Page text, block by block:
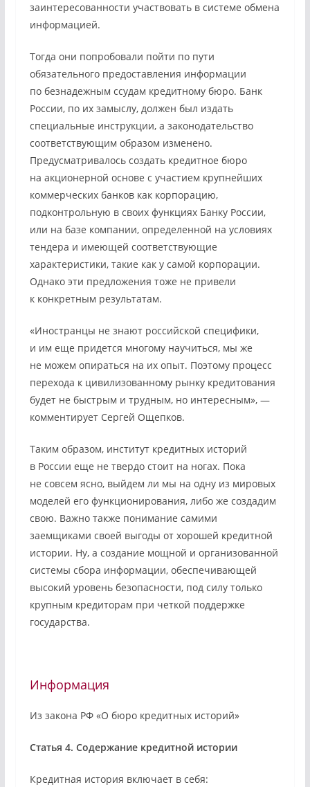
заинтересованности участвовать в системе обмена
информацией.
Тогда они попробовали пойти по пути
обязательного предоставления информации
по безнадежным ссудам кредитному бюро. Банк
России, по их замыслу, должен был издать
специальные инструкции, а законодательство
соответствующим образом изменено.
Предусматривалось создать кредитное бюро
на акционерной основе с участием крупнейших
коммерческих банков как корпорацию,
подконтрольную в своих функциях Банку России,
или на базе компании, определенной на условиях
тендера и имеющей соответствующие
характеристики, такие как у самой корпорации.
Однако эти предложения тоже не привели
к конкретным результатам.
«Иностранцы не знают российской специфики,
и им еще придется многому научиться, мы же
не можем опираться на их опыт. Поэтому процесс
перехода к цивилизованному рынку кредитования
будет не быстрым и трудным, но интересным», —
комментирует Сергей Ощепков.
Таким образом, институт кредитных историй
в России еще не твердо стоит на ногах. Пока
не совсем ясно, выйдем ли мы на одну из мировых
моделей его функционирования, либо же создадим
свою. Важно также понимание самими
заемщиками своей выгоды от хорошей кредитной
истории. Ну, а создание мощной и организованной
системы сбора информации, обеспечивающей
высокий уровень безопасности, под силу только
крупным кредиторам при четкой поддержке
государства.
Информация
Из закона РФ «О бюро кредитных историй»
Статья 4. Содержание кредитной истории
Кредитная история включает в себя: